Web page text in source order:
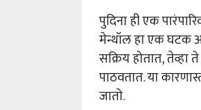
पुदिना ही एक
मेन्थॉल हा एक घटक
सक्रिय होतात, तेव्हा
पाठवतात. या
जातो.